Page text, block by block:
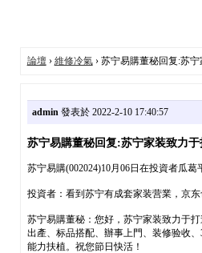
論壇› 維修冷氣› 苏宁易購董秘回复:苏
admin發表於 2022-2-10 17:40:57
苏宁易購董秘回复:苏宁家装致力
苏宁易購(002024)10月06日在投資者瓜葛
投資者：看到苏宁有成套家装营業，京
苏宁易購董秘：您好，苏宁家装致力于
出產、标品搭配、辦事上門、装修验收
能力扶植。祝您節日快活！